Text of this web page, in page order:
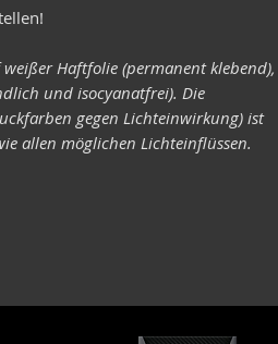
Haftfolie (permanent klebend),
und isocyanatfrei). Die
gegen Lichteinwirkung) ist
allen möglichen Lichteinflüssen.